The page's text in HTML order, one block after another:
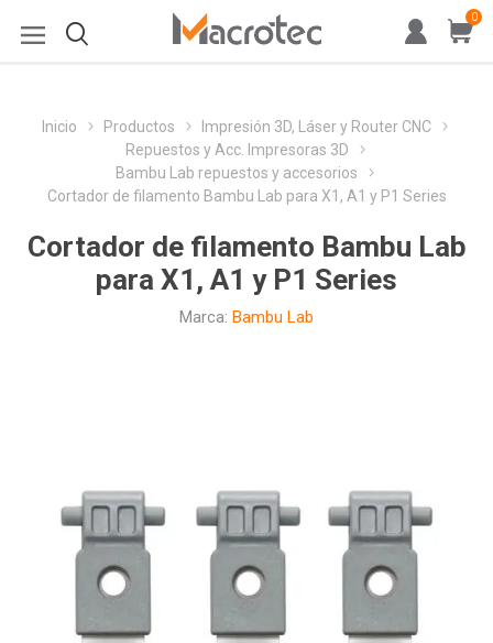
0
Inicio Productos
Impresión 3D, Láser y Router CNC
Repuestos y Acc. Impresoras 3D
Bambu Lab repuestos y accesorios
Cortador de filamento Bambu Lab para X1, A1 y P1 Series
Cortador de filamento Bambu Lab
para X1, A1 y P1 Series
Marca: Bambu Lab